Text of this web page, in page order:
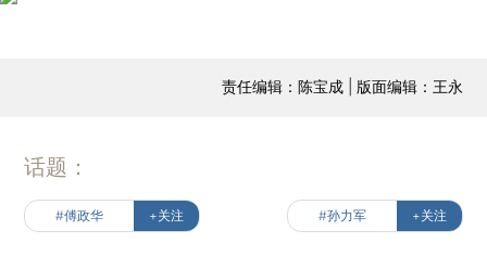
责任编辑：陈宝成 | 版面编辑：王永
话题：
#傅政华 +关注 #孙力军 +关注